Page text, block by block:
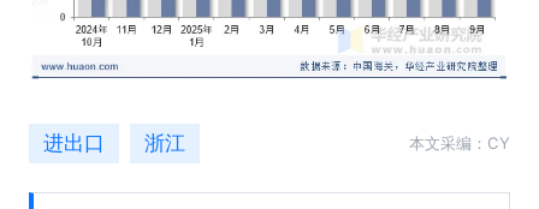
进出口 浙江 本文采编：CY